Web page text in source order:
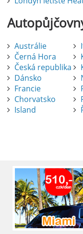
Austrálie
Černá Hora
Česká republika
Dánsko
Francie
Chorvatsko
Island
Půjčení
způsob,
brána do
přibližně 9
číst :celý
Pronájem
průvodce